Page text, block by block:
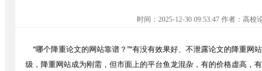
时间：2025-12-30 09:53:47 作者：高校
“哪个降重论文的网站靠谱？ ”“有没有效果好、不泄露论文的降重网站
级，降重网站成为刚需，但市面上的平台鱼龙混杂，有的价格虚高，